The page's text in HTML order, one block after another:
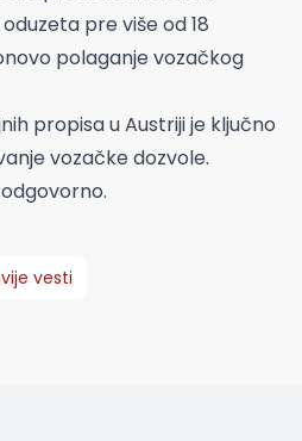
pre više od 18
polaganje vozačkog
propisa u Austriji je ključno
vozačke dozvole.
vesti